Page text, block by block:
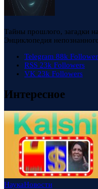
Тайны прошлого, загадки
Энциклопедия
Telegram 88k
RSS 23k Followers
VK 23k Followers
Интересное
НаукаНовости